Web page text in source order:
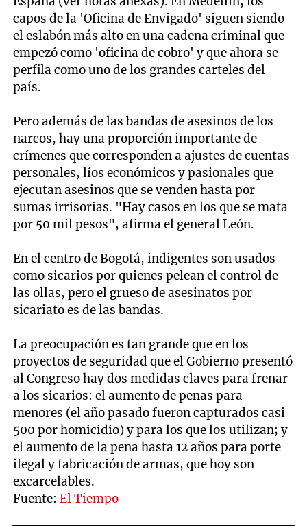
capos de la 'Oficina de Envigado' siguen siendo
el eslabón más alto en una cadena criminal que
empezó como 'oficina de cobro' y que ahora se
perfila como uno de los grandes carteles del
país.
Pero además de las bandas de asesinos de los
narcos, hay una proporción importante de
crímenes que corresponden a ajustes de cuentas
personales, líos económicos y pasionales que
ejecutan asesinos que se venden hasta por
sumas irrisorias. "Hay casos en los que se mata
por 50 mil pesos", afirma el general León.
En el centro de Bogotá, indigentes son usados
como sicarios por quienes pelean el control de
las ollas, pero el grueso de asesinatos por
sicariato es de las bandas.
La preocupación es tan grande que en los
proyectos de seguridad que el Gobierno presentó
al Congreso hay dos medidas claves para frenar
a los sicarios: el aumento de penas para
menores (el año pasado fueron capturados casi
500 por homicidio) y para los que los utilizan; y
el aumento de la pena hasta 12 años para porte
ilegal y fabricación de armas, que hoy son
excarcelables.
Fuente:El Tiempo